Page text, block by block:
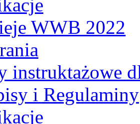
WWB 2022
instruktażowe
i Regulaminy